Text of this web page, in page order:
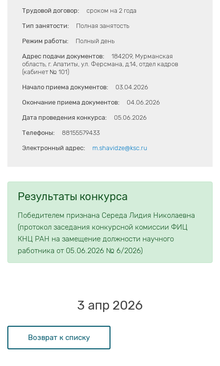
Трудовой договор: сроком на 2 года
Тип занятости: Полная занятость
Режим работы: Полный день
Адрес подачи документов:
184209, Мурманская
область, г. Апатиты, ул. Ферсмана, д.14, отдел кадров
(кабинет № 101)
Начало приема документов: 03.04.2026
Окончание приема документов: 04.06.2026
Дата проведения конкурса: 05.06.2026
Телефоны: 88155579433
Электронный адрес: m.shavidze@ksc.ru
Результаты конкурса
Победителем признана Середа Лидия Николаевна
(протокол заседания конкурсной комиссии ФИЦ
КНЦ РАН на замещение должности научного
работника от 05.06.2026 № 6/2026)
Возврат к списку
3 апр 2026